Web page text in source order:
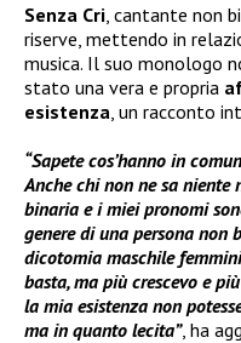
Senza Cri , cantante non
riserve, mettendo in
musica. Il suo monologo
stato una vera e propria
esistenza , un racconto
“Sapete cos’hanno in
Anche chi non ne sa niente
binaria e i miei pronomi
genere di una persona
dicotomia maschile
basta, ma più crescevo e
la mia esistenza non
ma in quanto lecita”, ha